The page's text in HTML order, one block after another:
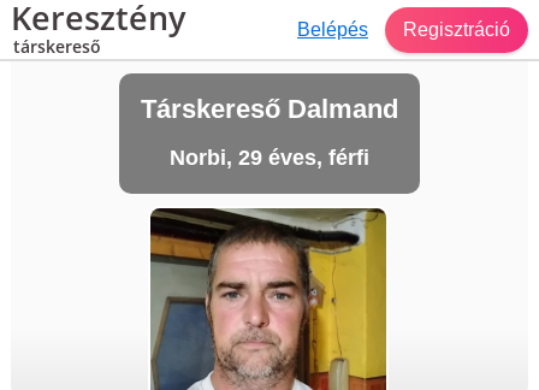
Keresztény
társkereső
Belépés Regisztráció
Társkereső Dalmand
Norbi, 29 éves, férfi